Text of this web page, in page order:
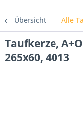
Übersicht Alle
Taufkerze,
265x60, 4013